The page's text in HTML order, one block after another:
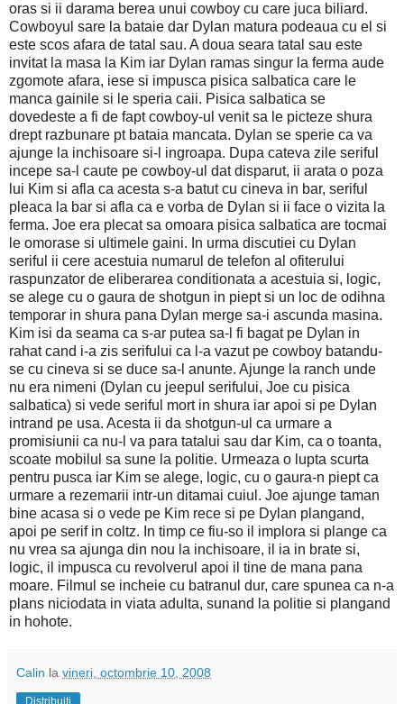
oras si ii darama berea unui cowboy cu care juca biliard.
Cowboyul sare la bataie dar Dylan matura podeaua cu el si
este scos afara de tatal sau. A doua seara tatal sau este
invitat la masa la Kim iar Dylan ramas singur la ferma aude
zgomote afara, iese si impusca pisica salbatica care le
manca gainile si le speria caii. Pisica salbatica se
dovedeste a fi de fapt cowboy-ul venit sa le picteze shura
drept razbunare pt bataia mancata. Dylan se sperie ca va
ajunge la inchisoare si-l ingroapa. Dupa cateva zile seriful
incepe sa-l caute pe cowboy-ul dat disparut, ii arata o poza
lui Kim si afla ca acesta s-a batut cu cineva in bar, seriful
pleaca la bar si afla ca e vorba de Dylan si ii face o vizita la
ferma. Joe era plecat sa omoara pisica salbatica are tocmai
le omorase si ultimele gaini. In urma discutiei cu Dylan
seriful ii cere acestuia numarul de telefon al ofiterului
raspunzator de eliberarea conditionata a acestuia si, logic,
se alege cu o gaura de shotgun in piept si un loc de odihna
temporar in shura pana Dylan merge sa-i ascunda masina.
Kim isi da seama ca s-ar putea sa-l fi bagat pe Dylan in
rahat cand i-a zis serifului ca l-a vazut pe cowboy batandu-
se cu cineva si se duce sa-l anunte. Ajunge la ranch unde
nu era nimeni (Dylan cu jeepul serifului, Joe cu pisica
salbatica) si vede seriful mort in shura iar apoi si pe Dylan
intrand pe usa. Acesta ii da shotgun-ul ca urmare a
promisiunii ca nu-l va para tatalui sau dar Kim, ca o toanta,
scoate mobilul sa sune la politie. Urmeaza o lupta scurta
pentru pusca iar Kim se alege, logic, cu o gaura-n piept ca
urmare a rezemarii intr-un ditamai cuiul. Joe ajunge taman
bine acasa si o vede pe Kim rece si pe Dylan plangand,
apoi pe serif in coltz. In timp ce fiu-so il implora si plange ca
nu vrea sa ajunga din nou la inchisoare, il ia in brate si,
logic, il impusca cu revolverul apoi il tine de mana pana
moare. Filmul se incheie cu batranul dur, care spunea ca n-a
plans niciodata in viata adulta, sunand la politie si plangand
in hohote.
Calin la vineri, octombrie 10, 2008